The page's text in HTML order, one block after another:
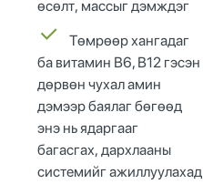
өсөлт, массыг дэмждэг
Төмрөөр хангадаг
ба витамин В6, В12 гэсэн
дөрвөн чухал амин
дэмээрбаялагбөгөөд
энэ нь ядаргааг
багасгах, дархлааны
системийг ажиллуулахад